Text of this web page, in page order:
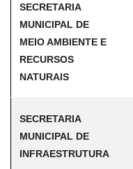
SECRETARIA
MUNICIPAL DE
MEIO AMBIENTE E
RECURSOS
NATURAIS
SECRETARIA
MUNICIPAL DE
INFRAESTRUTURA